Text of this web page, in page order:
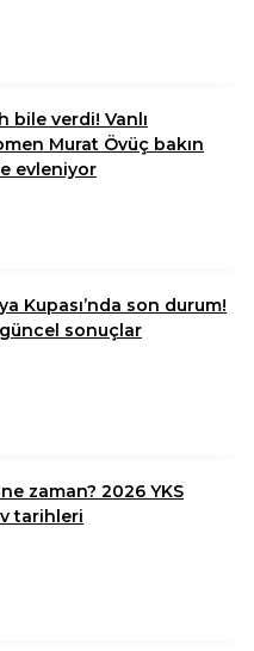
bile verdi! Vanlı
Murat Övüç bakın
evleniyor
Kupası’nda son durum!
sonuçlar
ne zaman? 2026 YKS
tarihleri